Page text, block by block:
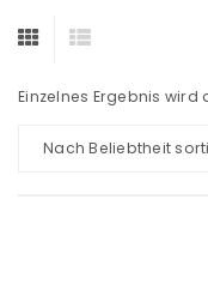
Einzelnes Ergebnis wird
Nach Beliebtheit